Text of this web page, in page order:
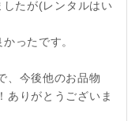
たが(レンタルはい
ったです。
、今後他のお品物
ありがとうございま